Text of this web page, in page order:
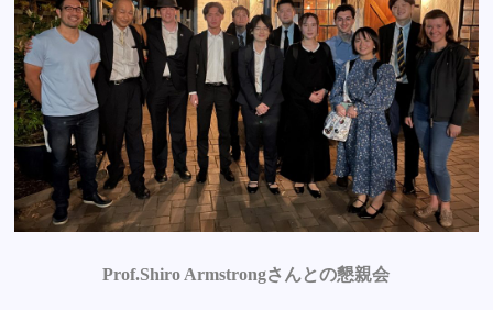
Prof.Shiro Armstrongさんとの懇親会